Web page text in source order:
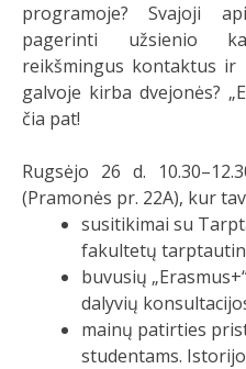
programoje? Svajoji
pagerinti užsienio
reikšmingus kontaktus ir
galvoje kirba dvejonės?
čia pat!
Rugsėjo 26 d.
(Pramonės pr. 22A), kur
susitikimai su
fakultetų
buvusių
dalyvių
mainų patirties
studentams.